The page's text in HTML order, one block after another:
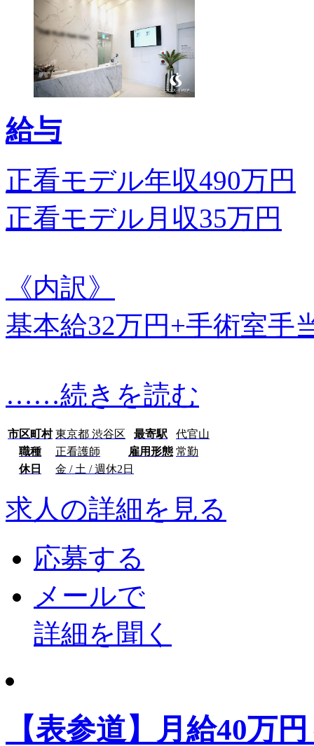
給与
正看モデル年収490万円
正看モデル月収35万円
《内訳》
基本給32万円+手術室手
……続きを読む
市区町村 東京都 渋谷区 最寄駅
代官山
職種
正看護師 雇用形態 常勤
休日
金 / 土 / 週休2日
求人の詳細を見る
応募する
メールで
詳細を聞く
【表参道】月給40万